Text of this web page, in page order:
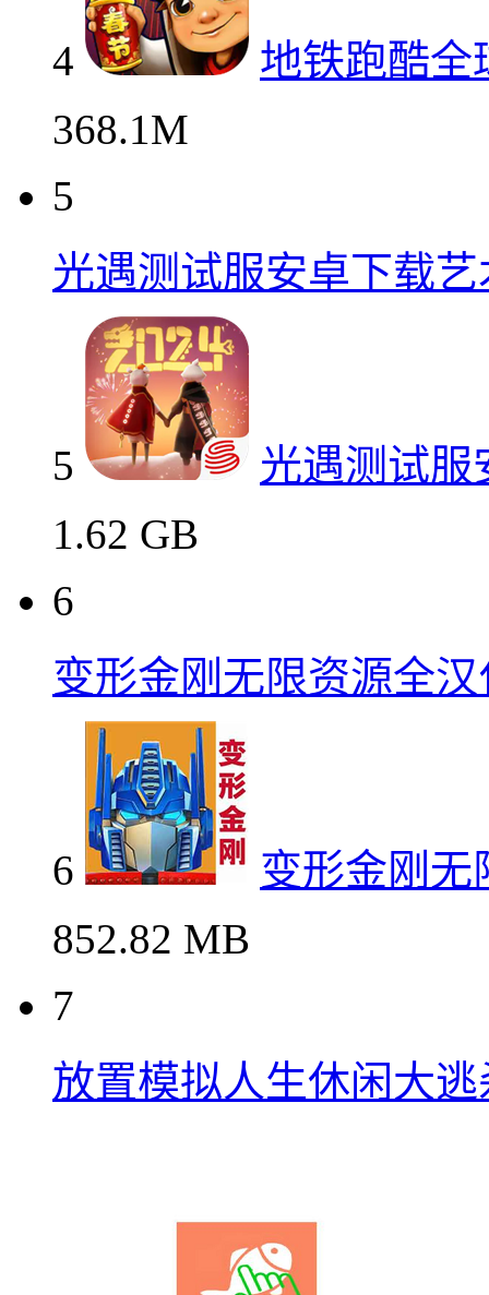
4
地铁跑酷全
368.1M
5
光遇测试服安卓下载
5
光遇测试服
1.62 GB
6
变形金刚无限资源全汉
6
变形金刚无
852.82 MB
7
放置模拟人生休闲大